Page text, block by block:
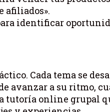
afiliados».
identificar
Cada tema se
avanzar a su ritmo,
tutoría online grupal